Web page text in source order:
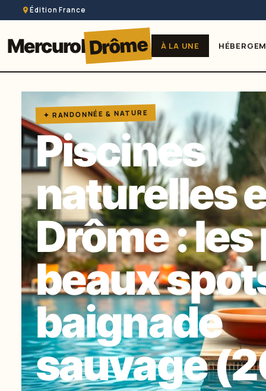
Édition France
MercurolDrôme À LA UNE
✦ RANDONNÉE & NATURE
Piscines
naturelles
Drôme :
beaux
baignade
sauvage